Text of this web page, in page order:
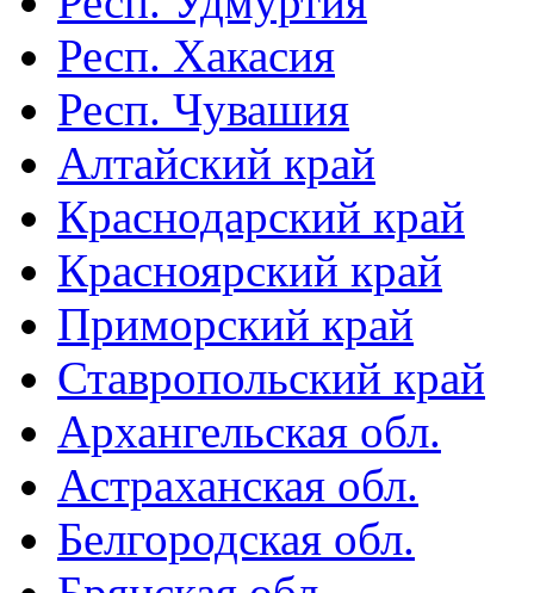
Респ. Хакасия
Респ. Чувашия
Алтайский край
Краснодарский край
Красноярский край
Приморский край
Ставропольский край
Архангельская обл.
Астраханская обл.
Белгородская обл.